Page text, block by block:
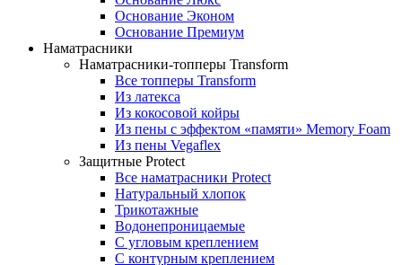
Основание Эконом
Основание Премиум
Наматрасники
Наматрасники-топперы Transform
Все топперы Transform
Из латекса
Из кокосовой койры
Из пены с эффектом «памяти» Memory Foam
Из пены Vegaflex
Защитные Protect
Все наматрасники Protect
Натуральный хлопок
Трикотажные
Водонепроницаемые
С угловым креплением
С контурным креплением